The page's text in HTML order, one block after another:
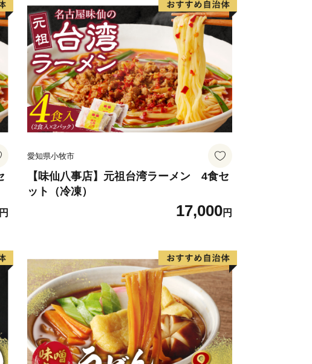
が詰まった瀬戸内市に是非一度お越しくださ
愛知県小牧市
【味仙八事店】元祖台湾ラーメン 4食セ
ット（冷凍）
17,000円